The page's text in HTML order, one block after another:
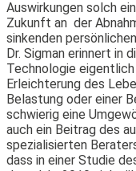
Auswirkungen solch
Zukunft an der
sinkenden
Dr. Sigman erinnert in
Technologie
Erleichterung des
Belastung oder einer
schwierig eine
auch ein Beitrag des
spezialisierten
dass in einer Studie